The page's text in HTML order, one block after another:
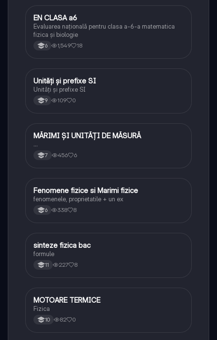
Matematică
EN CLASA a6
Evaluarea națională pentru clasa a-6-a matematica
fizica și biologie
6 1,549 18
Fizică
Unități și prefixe SI
Unități și prefixe SI
9 109 0
Fizică
MĂRIMI ȘI UNITĂȚI DE MĂSURĂ
…
7 456 6
Fizică
Fenomene fizice si Marimi fizice
fenomenele, proprietatile + un ex
6 338 8
Fizică
sinteze fizica bac
formule
11 227 8
Fizică
MOTOARE TERMICE
Fizica
10 82 0